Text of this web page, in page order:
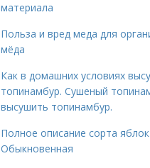
материала
Польза и вред меда для
мёда
Как в домашних условиях
топинамбур. Сушеный
высушить топинамбур.
Полное описание сорта
Обыкновенная